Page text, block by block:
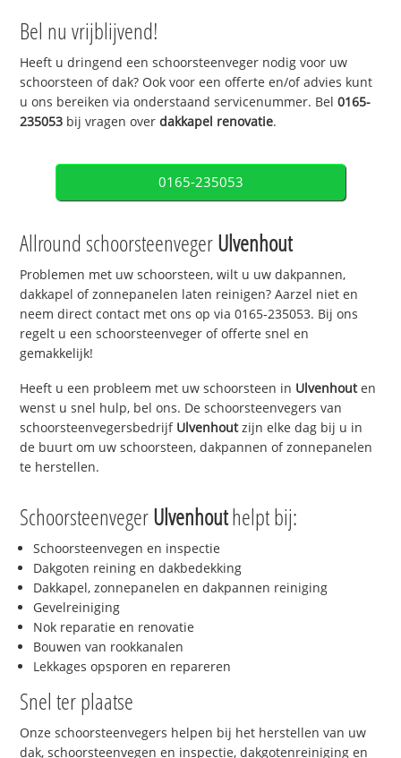
Bel nu vrijblijvend!
Heeft u dringend een schoorsteenveger nodig voor uw
schoorsteen of dak? Ook voor een offerte en/of advies kunt
u ons bereiken via onderstaand servicenummer. Bel0165-
235053 bij vragen overdakkapel renovatie.
0165-235053
Allround schoorsteenvegerUlvenhout
Problemen met uw schoorsteen, wilt u uw dakpannen,
dakkapel of zonnepanelen laten reinigen? Aarzel niet en
neem direct contact met ons op via 0165-235053. Bij ons
regelt u een schoorsteenveger of offerte snel en
gemakkelijk!
Heeft u een probleem met uw schoorsteen in Ulvenhouten
wenst u snel hulp, bel ons. De schoorsteenvegers van
schoorsteenvegersbedrijf Ulvenhoutzijn elke dag bij u in
de buurt om uw schoorsteen, dakpannen of zonnepanelen
te herstellen.
SchoorsteenvegerUlvenhouthelpt bij:
Schoorsteenvegen en inspectie
Dakgoten reining en dakbedekking
Dakkapel, zonnepanelen en dakpannen reiniging
Gevelreiniging
Nok reparatie en renovatie
Bouwen van rookkanalen
Lekkages opsporen en repareren
Snel ter plaatse
Onze schoorsteenvegers helpen bij het herstellen van uw
dak, schoorsteenvegen en inspectie, dakgotenreiniging en